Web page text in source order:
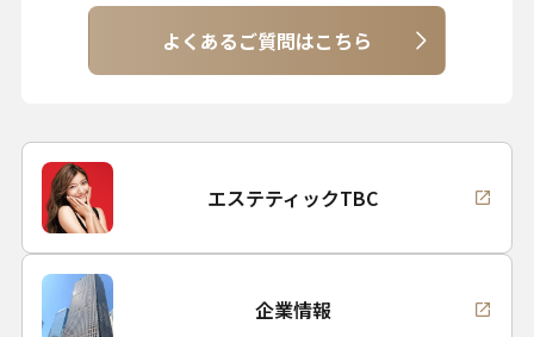
よくあるご質問はこちら
エステティックTBC
企業情報